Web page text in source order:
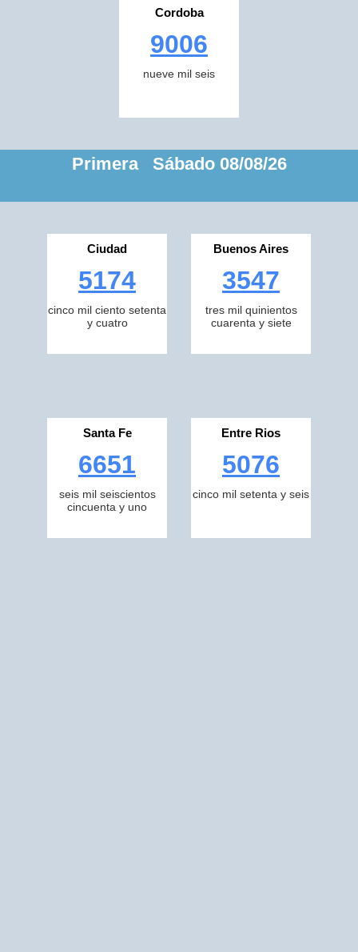
Cordoba
9006
nueve mil seis
Primera Sábado 08/08/26
Ciudad
5174
cinco mil ciento setenta
y cuatro
Buenos Aires
3547
tres mil quinientos
cuarenta y siete
Santa Fe
6651
seis mil seiscientos
cincuenta y uno
Entre Rios
5076
cinco mil setenta y seis